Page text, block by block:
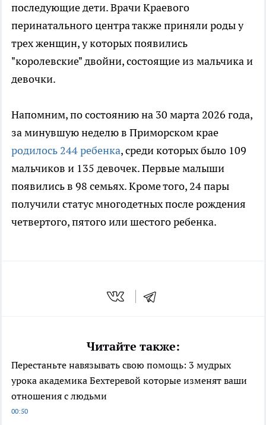
последующие дети. Врачи Краевого
перинатального центра также приняли роды у
трех женщин, у которых появились
"королевские" двойни, состоящие из мальчика и
девочки.
Напомним, по состоянию на 30 марта 2026 года,
за минувшую неделю в Приморском крае
родилось 244 ребенка, среди которых было 109
мальчиков и 135 девочек. Первые малыши
появились в 98 семьях. Кроме того, 24 пары
получили статус многодетных после рождения
четвертого, пятого или шестого ребенка.
Читайте также:
Перестаньте навязывать свою помощь: 3 мудрых
урока академика Бехтеревой которые изменят ваши
отношения с людьми
00:50